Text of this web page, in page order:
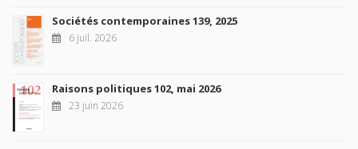
Sociétés contemporaines 139, 2025
6 juil. 2026
Raisons politiques 102, mai 2026
23 juin 2026